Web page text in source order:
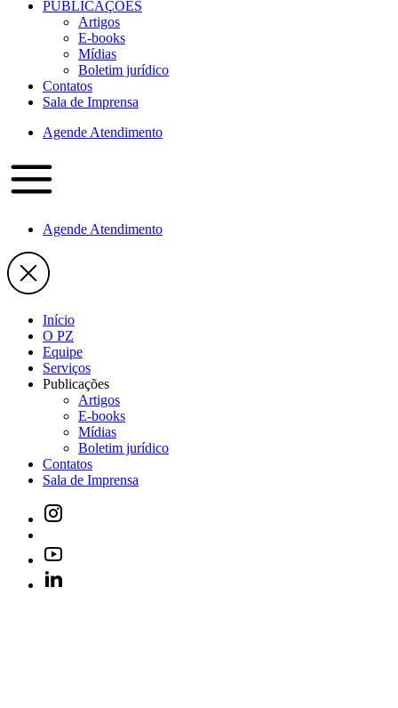
PUBLICAÇÕES
Artigos
E-books
Mídias
Boletim jurídico
Contatos
Sala de Imprensa
Agende Atendimento
Agende Atendimento
Início
O PZ
Equipe
Serviços
Publicações
Artigos
E-books
Mídias
Boletim jurídico
Contatos
Sala de Imprensa